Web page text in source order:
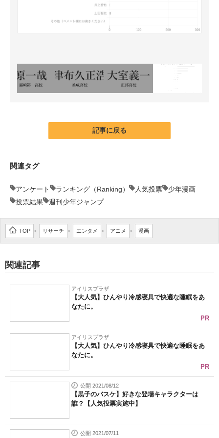
記事に戻る
関連タグ
アンケート ランキング（Ranking） 人気投票
少年漫画
投票結果
週刊少年ジャンプ
TOP > リサーチ > エンタメ > アニメ > 漫画
関連記事
アイリスプラザ
【大人気】ひんやり冷感寝具で快適な睡眠をあ
なたに。
PR
アイリスプラザ
【大人気】ひんやり冷感寝具で快適な睡眠をあ
なたに。
PR
公開 2021/08/12
【黒子のバスケ】好きな登場キャラクターは
誰？【人気投票実施中】
公開 2021/07/11